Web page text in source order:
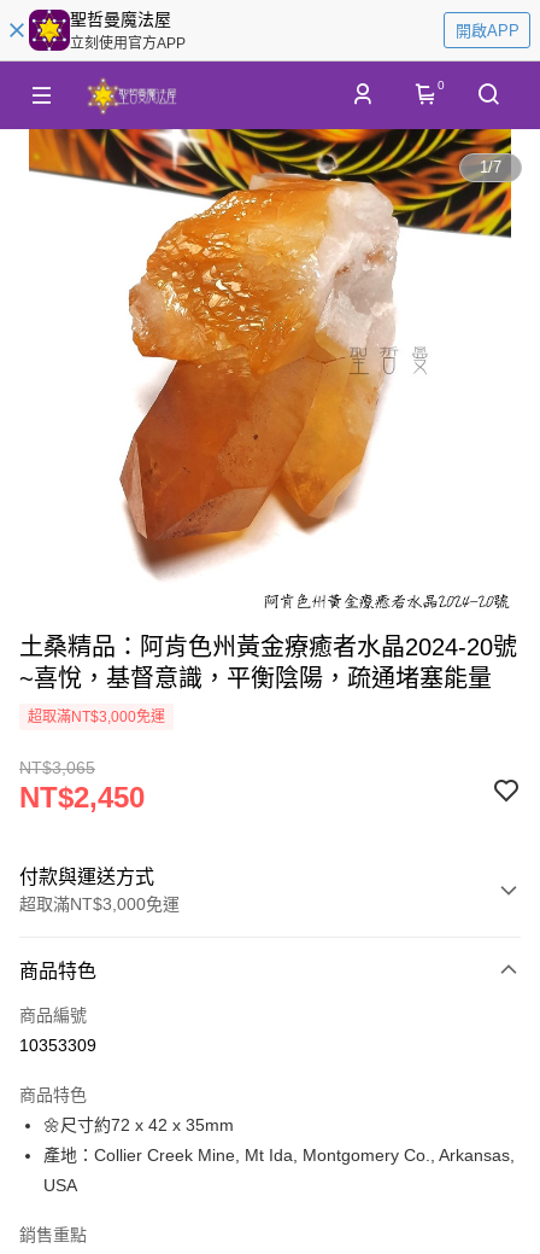
聖哲曼魔法屋
立刻使用官方APP
開啟APP
0
1/7
土桑精品：阿肯色州黃金療癒者水晶2024-20號
~喜悅，基督意識，平衡陰陽，疏通堵塞能量
超取滿NT$3,000免運
NT$3,065
NT$2,450
付款與運送方式
超取滿NT$3,000免運
信用卡一次付款
超商取貨付款
Apple Pay
街口支付
商品特色
商品編號
10353309
商品特色
🌼尺寸約72 x 42 x 35mm
產地：Collier Creek Mine, Mt Ida, Montgomery Co., Arkansas,
USA
銷售重點